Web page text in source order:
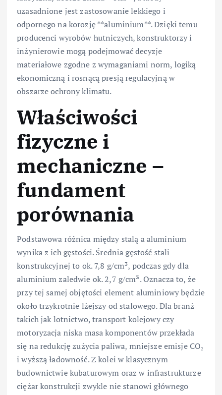
uzasadnione jest zastosowanie lekkiego i
odpornego na korozję **aluminium**. Dzięki temu
producenci wyrobów hutniczych, konstruktorzy i
inżynierowie mogą podejmować decyzje
materiałowe zgodne z wymaganiami norm, logiką
ekonomiczną i rosnącą presją regulacyjną w
obszarze ochrony klimatu.
Właściwości
fizyczne i
mechaniczne –
fundament
porównania
Podstawowa różnica między stalą a aluminium
wynika z ich gęstości. Średnia gęstość stali
konstrukcyjnej to ok. 7,8 g/cm³, podczas gdy dla
aluminium zaledwie ok. 2,7 g/cm³. Oznacza to, że
przy tej samej objętości element aluminiowy będzie
około trzykrotnie lżejszy od stalowego. Dla branż
takich jak lotnictwo, transport kolejowy czy
motoryzacja niska masa komponentów przekłada
się na redukcję zużycia paliwa, mniejsze emisje CO₂
i wyższą ładowność. Z kolei w klasycznym
budownictwie kubaturowym oraz w infrastrukturze
ciężar konstrukcji zwykle nie stanowi głównego